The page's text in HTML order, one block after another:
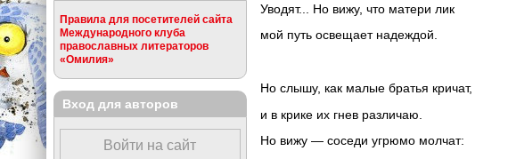
Уводят... Но вижу, что матери лик
мой путь освещает надеждой.
Но слышу, как малые братья кричат,
и в крике их гнев различаю.
Но вижу — соседи угрюмо молчат:
Правила для посетителей сайта
Международного клуба
православных литераторов
«Омилия»
Вход для авторов
Войти на сайт